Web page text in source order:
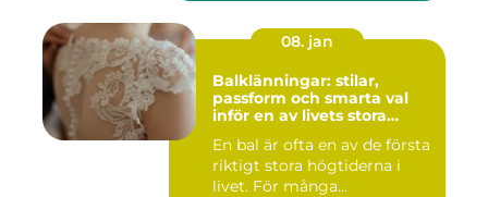
08. jan
Balklänningar: stilar,
passform och smarta val
inför en av livets stora
En bal är ofta en av de första
riktigt stora högtiderna i
livet. För många...